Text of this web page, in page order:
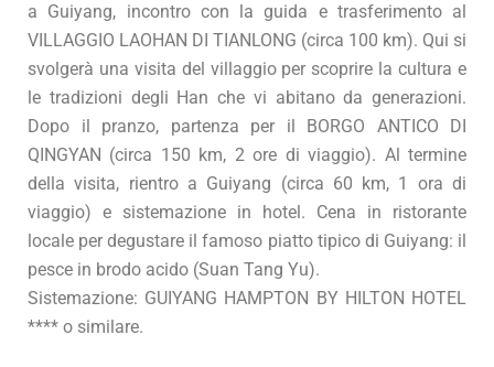
a Guiyang, incontro con la guida e trasferimento al
VILLAGGIO LAOHAN DI TIANLONG (circa 100 km). Qui si
svolgerà una visita del villaggio per scoprire la cultura e
le tradizioni degli Han che vi abitano da generazioni.
Dopo il pranzo, partenza per il BORGO ANTICO DI
QINGYAN (circa 150 km, 2 ore di viaggio). Al termine
della visita, rientro a Guiyang (circa 60 km, 1 ora di
viaggio) e sistemazione in hotel. Cena in ristorante
locale per degustare il famoso piatto tipico di Guiyang: il
pesce in brodo acido (Suan Tang Yu).
Sistemazione: GUIYANG HAMPTON BY HILTON HOTEL
**** o similare.